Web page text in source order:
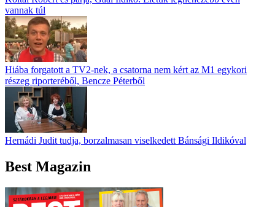
vannak túl
Hiába forgatott a TV2-nek, a csatorna nem kért az M1 egykori
részeg riporteréből, Bencze Péterből
Hernádi Judit tudja, borzalmasan viselkedett Bánsági Ildikóval
Best Magazin